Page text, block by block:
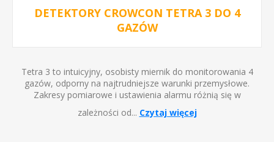
DETEKTORY CROWCON TETRA 3 DO 4
GAZÓW
Tetra 3 to intuicyjny, osobisty miernik do monitorowania 4
gazów, odporny na najtrudniejsze warunki przemysłowe.
Zakresy pomiarowe i ustawienia alarmu różnią się w
zależności od... Czytaj więcej